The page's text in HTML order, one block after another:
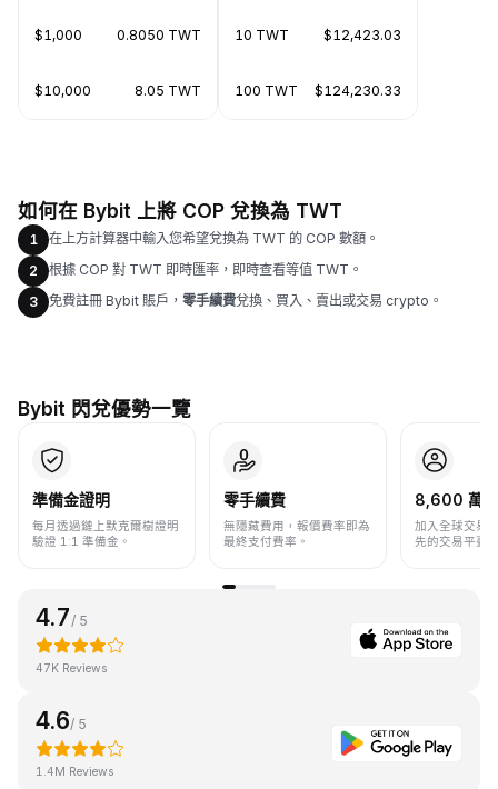
$1,000 0.8050 TWT
$10,000 8.05 TWT
10 TWT $12,423.03
100 TWT $124,230.33
如何在 Bybit 上將 COP 兌換為 TWT
1
在上方計算器中輸入您希望兌換為 TWT 的 COP 數額。
2
根據 COP 對 TWT 即時匯率，即時查看等值 TWT。
3
免費註冊 Bybit 賬戶， 零手續費兌換、買入、賣出或交易 crypto。
Bybit 閃兌優勢一覽
準備金證明
每月透過鏈上默克爾樹證明
驗證 1:1 準備金。
零手續費
無隱藏費用，報價費率即為
最終支付費率。
8,600 萬+
加入全球交易
先的交易平臺
4.7 / 5
47K Reviews
4.6/ 5
1.4M Reviews